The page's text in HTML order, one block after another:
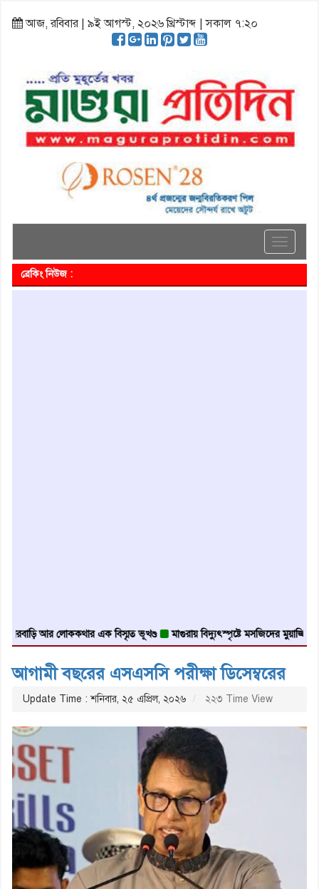
আজ, রবিবার | ৯ই আগস্ট, ২০২৬ খ্রিস্টাব্দ | সকাল ৭:২০
Toggle
ব্রেকিং নিউজ :
আর লোককথার এক বিস্মৃত ভূখণ্ড মাগুরায় বিদ্যুৎস্পৃষ্টে মসজিদের মুয়াজ্জিনের মৃত্যু
আগামী বছরের এসএসসি পরীক্ষা ডিসেম্বরের
Update Time : শনিবার, ২৫ এপ্রিল, ২০২৬ ২২৩ Time View